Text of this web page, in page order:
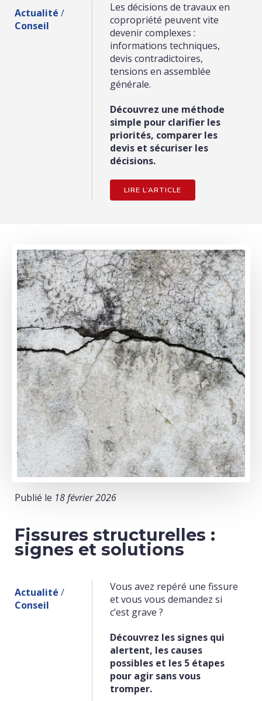
Actualité /
Conseil
Les décisions de travaux en
copropriété peuvent vite
devenir complexes :
informations techniques,
devis contradictoires,
tensions en assemblée
générale.
Découvrez une méthode
simple pour clarifier les
priorités, comparer les
devis et sécuriser les
décisions.
LIRE L’ARTICLE
Publié le 18 février 2026
Fissures structurelles :
signes et solutions
Actualité /
Conseil
Vous avez repéré une fissure
et vous vous demandez si
c’est grave ?
Découvrez les signes qui
alertent, les causes
possibles et les 5 étapes
pour agir sans vous
tromper.